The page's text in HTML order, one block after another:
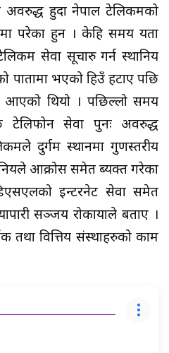
अवरुद्ध हुदा नेपाल टेलिकमको
परेका हुन । केहि समय यता
सेवा सूचारु गर्न स्थानिय
पातामा भएको हिउँ हटाए पछि
आएको थियो । पछिल्लो समय
टेलिफोन सेवा पुनः अवरुद्ध
दुर्गम स्थानमा गुणस्तरीय
आक्रोस समेत ब्यक्त गरेका
इन्टरनेट सेवा समेत
सञ्जय रोकायाले बताए ।
वित्तिय संस्थाहरुको काम